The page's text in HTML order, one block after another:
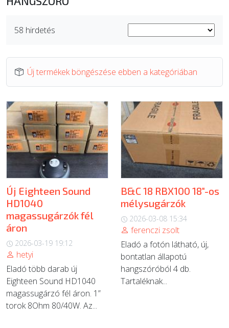
58 hirdetés
Új termékek böngészése ebben a kategóriában
Új Eighteen Sound
HD1040
magassugárzók fél
áron
2026-03-19 19:12
hetyi
Eladó több darab új
Eighteen Sound HD1040
magassugárzó fél áron. 1”
torok 8Ohm 80/40W. Az...
B&C 18 RBX100 18"-os
mélysugárzók
2026-03-08 15:34
ferenczi zsolt
Eladó a fotón látható, új,
bontatlan állapotú
hangszóróból 4 db.
Tartaléknak...